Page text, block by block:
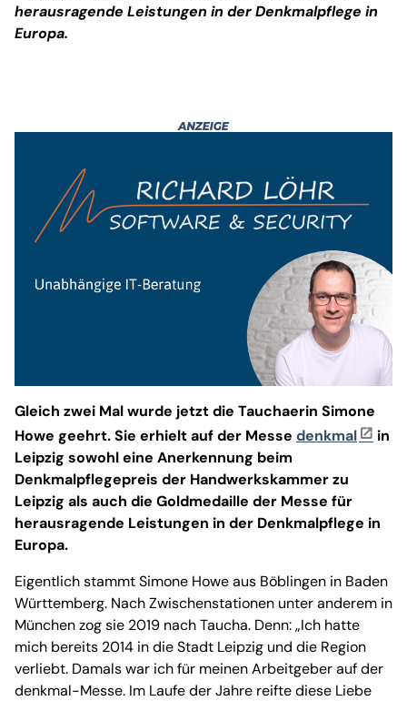
herausragende Leistungen in der Denkmalpflege in
Europa.
Gleich zwei Mal wurde jetzt die Tauchaerin Simone
Howe geehrt. Sie erhielt auf der Messe denkmal
in
Leipzig sowohl eine Anerkennung beim
Denkmalpflegepreis der Handwerkskammer zu
Leipzig als auch die Goldmedaille der Messe für
herausragende Leistungen in der Denkmalpflege in
Europa.
Eigentlich stammt Simone Howe aus Böblingen in Baden
Württemberg. Nach Zwischenstationen unter anderem in
München zog sie 2019 nach Taucha. Denn: „Ich hatte
mich bereits 2014 in die Stadt Leipzig und die Region
verliebt. Damals war ich für meinen Arbeitgeber auf der
denkmal-Messe. Im Laufe der Jahre reifte diese Liebe